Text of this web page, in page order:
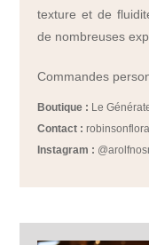
texture et de
de nombreuses
Commandes
Boutique : Le
Contact :
Instagram :